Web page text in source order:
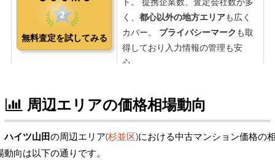
周辺エリアの価格相場動向
ハイツ山田の周辺エリア(杉並区)における中古マンション価格の
動向は以下の通りです。